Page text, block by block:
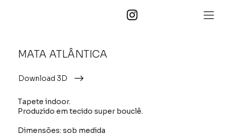
MATA ATLÂNTICA
Download 3D
Tapete indoor.
Produzido em tecido super bouclê.
Dimensões: sob medida